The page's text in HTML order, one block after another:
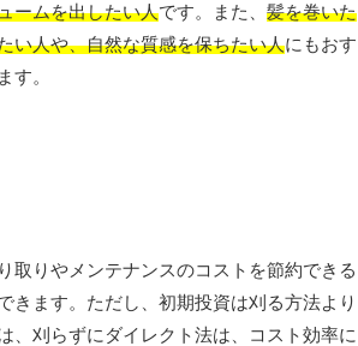
ームを出したい人です。また、 髪を巻いた
い人や、自然な質感を保ちたい人にもおす
す。
取りやメンテナンスのコストを節約できる
きます。ただし、初期投資は刈る方法より
、刈らずにダイレクト法は、コスト効率に